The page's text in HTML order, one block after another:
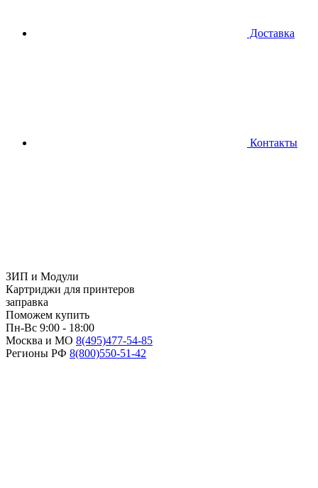
Доставка
Контакты
ЗИП и Модули
Картриджи для принтеров
заправка
Поможем купить
Пн-Вс 9:00 - 18:00
Москва и МО 8(495)477-54-85
Регионы РФ 8(800)550-51-42